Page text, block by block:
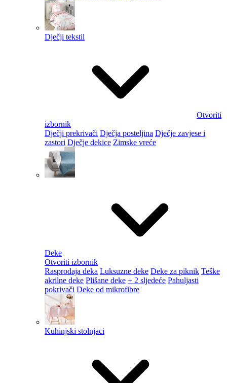
Dječji tekstil
Otvoriti
izbornik
Dječji prekrivači Dječja posteljina Dječje zavjese i
zastori Dječje dekice Zimske vreće
Deke
Otvoriti izbornik
Rasprodaja deka Luksuzne deke Deke za piknik Teške
akrilne deke Plišane deke + 2 sljedeće Pahuljasti
pokrivači Deke od mikrofibre
Kuhinjski stolnjaci